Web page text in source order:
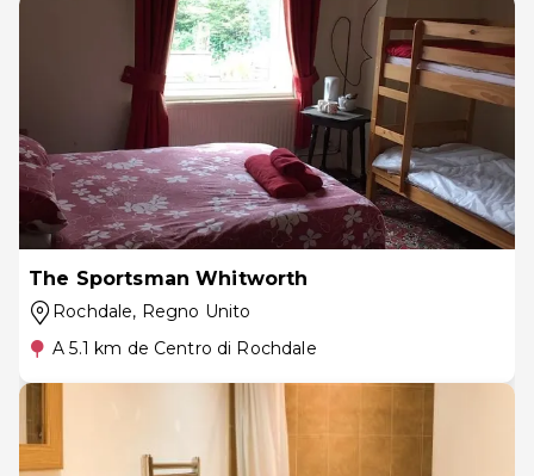
The Sportsman Whitworth
Rochdale, Regno Unito
A 5.1 km de Centro di Rochdale